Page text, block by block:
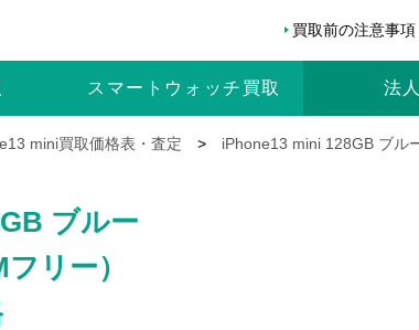
買取前の注意事項
スマートウォッチ 買取 法
mini買取価格表・査定 > iPhone13 mini 128GB ブル
ブルー
リー）